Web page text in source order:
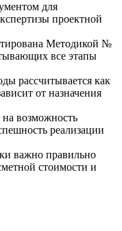
для
проектной
Методикой №
все этапы
рассчитывается как
от назначения
возможность
реализации
важно правильно
стоимости и